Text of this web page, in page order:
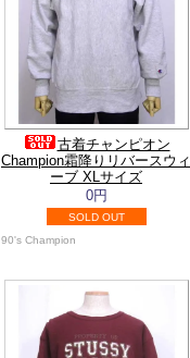
古着チャンピオン
Champion霜降りリバースウィ
ーブ XLサイズ
0円
SOLD OUT
90's Champion